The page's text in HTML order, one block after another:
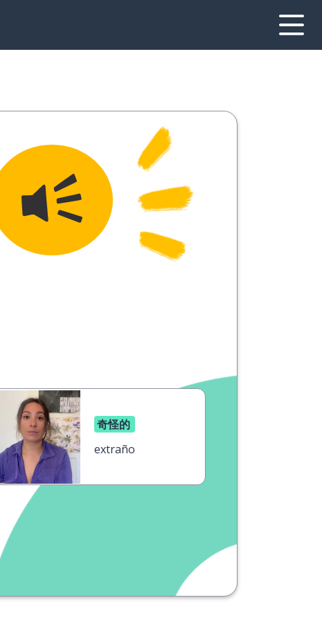
奇怪的
extraño